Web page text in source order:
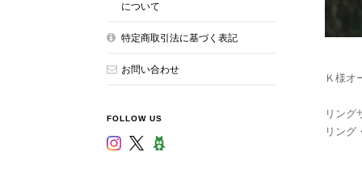
Ｋ様オ
リング
リング
について
特定商取引法に基づく表記
お問い合わせ
FOLLOW US